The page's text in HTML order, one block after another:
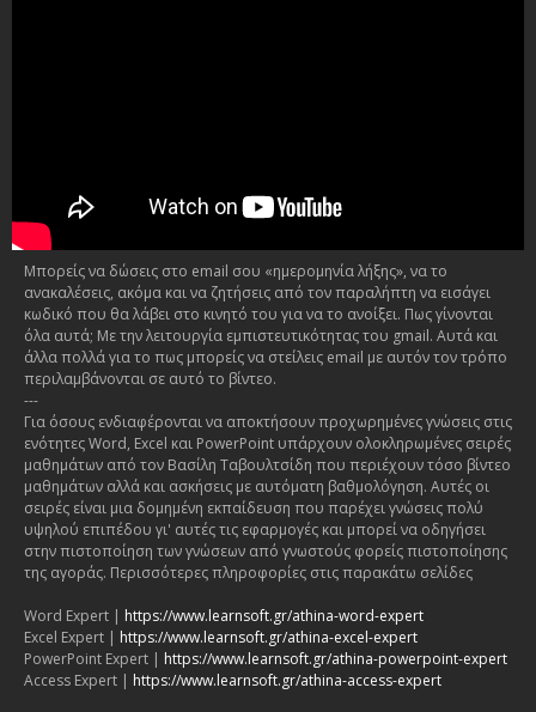
Μπορείς να δώσεις στο email σου «ημερομηνία λήξης», να το
ανακαλέσεις, ακόμα και να ζητήσεις από τον παραλήπτη να εισάγει
κωδικό που θα λάβει στο κινητό του για να το ανοίξει. Πως γίνονται
όλα αυτά; Με την λειτουργία εμπιστευτικότητας του gmail. Αυτά και
άλλα πολλά για το πως μπορείς να στείλεις email με αυτόν τον τρόπο
περιλαμβάνονται σε αυτό το βίντεο.
---
Για όσους ενδιαφέρονται να αποκτήσουν προχωρημένες γνώσεις στις
ενότητες Word, Excel και PowerPoint υπάρχουν ολοκληρωμένες σειρές
μαθημάτων από τον Βασίλη Ταβουλτσίδη που περιέχουν τόσο βίντεο
μαθημάτων αλλά και ασκήσεις με αυτόματη βαθμολόγηση. Αυτές οι
σειρές είναι μια δομημένη εκπαίδευση που παρέχει γνώσεις πολύ
υψηλού επιπέδου γι' αυτές τις εφαρμογές και μπορεί να οδηγήσει
στην πιστοποίηση των γνώσεων από γνωστούς φορείς πιστοποίησης
της αγοράς. Περισσότερες πληροφορίες στις παρακάτω σελίδες
Word Expert | https://www.learnsoft.gr/athina-word-expert
Excel Expert | https://www.learnsoft.gr/athina-excel-expert
PowerPoint Expert | https://www.learnsoft.gr/athina-powerpoint-expert
Access Expert | https://www.learnsoft.gr/athina-access-expert